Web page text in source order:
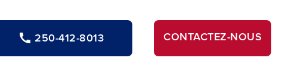
250-412-8013 CONTACTEZ-NOUS